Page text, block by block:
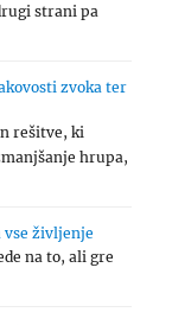
strani pa
zvoka ter
rešitve, ki
hrupa,
vse življenje
na to, ali gre